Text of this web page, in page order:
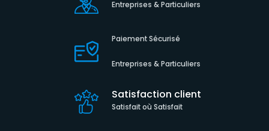
Entreprises & Particuliers
Paiement Sécurisé
Entreprises & Particuliers
Satisfaction client
Satisfait où Satisfait